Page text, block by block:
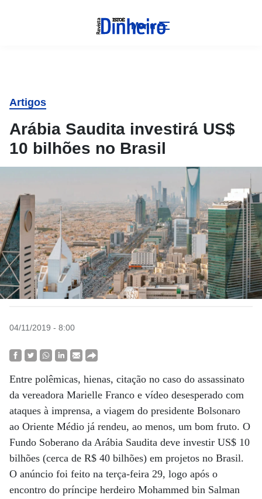
Menu
Artigos
Arábia Saudita investirá US$
10 bilhões no Brasil
04/11/2019 - 8:00
Entre polêmicas, hienas, citação no caso do assassinato
da vereadora Marielle Franco e vídeo desesperado com
ataques à imprensa, a viagem do presidente Bolsonaro
ao Oriente Médio já rendeu, ao menos, um bom fruto. O
Fundo Soberano da Arábia Saudita deve investir US$ 10
bilhões (cerca de R$ 40 bilhões) em projetos no Brasil.
O anúncio foi feito na terça-feira 29, logo após o
encontro do príncipe herdeiro Mohammed bin Salman